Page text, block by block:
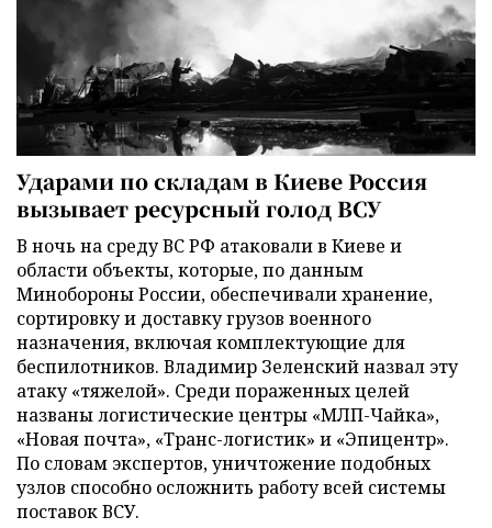
Ударами по складам в Киеве Россия
вызывает ресурсный голод ВСУ
В ночь на среду ВС РФ атаковали в Киеве и
области объекты, которые, по данным
Минобороны России, обеспечивали хранение,
сортировку и доставку грузов военного
назначения, включая комплектующие для
беспилотников. Владимир Зеленский назвал эту
атаку «тяжелой». Среди пораженных целей
названы логистические центры «МЛП-Чайка»,
«Новая почта», «Транс-логистик» и «Эпицентр».
По словам экспертов, уничтожение подобных
узлов способно осложнить работу всей системы
поставок ВСУ.